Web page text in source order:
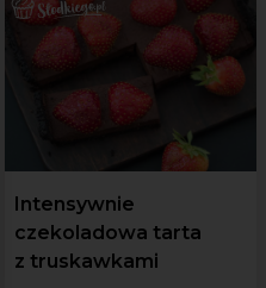
Intensywnie
czekoladowa tarta
z truskawkami